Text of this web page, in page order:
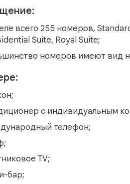
всего 255 номеров,
Suite, Royal Suite;
номеров имеют вид
с индивидуальным
телефон;
TV;
бар;